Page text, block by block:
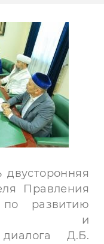
двусторонняя
Правления
развитию
и
диалога Д.Б.